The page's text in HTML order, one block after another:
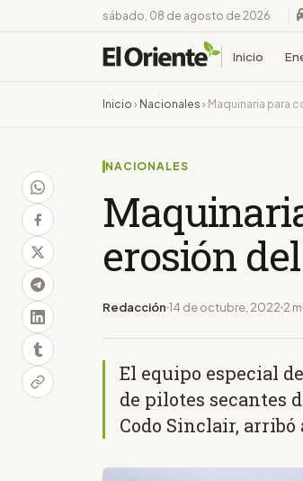
sábado, 08 de agosto de 2026
Inicio
Inicio › Nacionales › Maquinaria para
NACIONALES
erosión
Redacción 14 de octubre, 2022 2
El equipo especial
de pilotes secantes
Codo Sinclair, arribó